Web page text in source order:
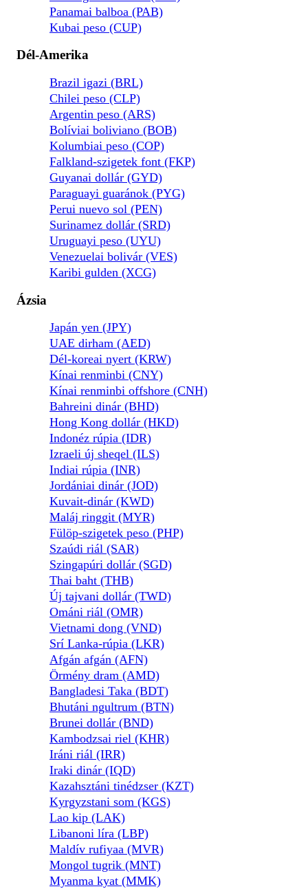
Panamai balboa (PAB)
Kubai peso (CUP)
Dél-Amerika
Brazil igazi (BRL)
Chilei peso (CLP)
Argentin peso (ARS)
Bolíviai boliviano (BOB)
Kolumbiai peso (COP)
Falkland-szigetek font (FKP)
Guyanai dollár (GYD)
Paraguayi guaránok (PYG)
Perui nuevo sol (PEN)
Surinamez dollár (SRD)
Uruguayi peso (UYU)
Venezuelai bolivár (VES)
Karibi gulden (XCG)
Ázsia
Japán yen (JPY)
UAE dirham (AED)
Dél-koreai nyert (KRW)
Kínai renminbi (CNY)
Kínai renminbi offshore (CNH)
Bahreini dinár (BHD)
Hong Kong dollár (HKD)
Indonéz rúpia (IDR)
Izraeli új sheqel (ILS)
Indiai rúpia (INR)
Jordániai dinár (JOD)
Kuvait-dinár (KWD)
Maláj ringgit (MYR)
Fülöp-szigetek peso (PHP)
Szaúdi riál (SAR)
Szingapúri dollár (SGD)
Thai baht (THB)
Új tajvani dollár (TWD)
Ománi riál (OMR)
Vietnami dong (VND)
Srí Lanka-rúpia (LKR)
Afgán afgán (AFN)
Örmény dram (AMD)
Bangladesi Taka (BDT)
Bhutáni ngultrum (BTN)
Brunei dollár (BND)
Kambodzsai riel (KHR)
Iráni riál (IRR)
Iraki dinár (IQD)
Kazahsztáni tinédzser (KZT)
Kyrgyzstani som (KGS)
Lao kip (LAK)
Libanoni líra (LBP)
Maldív rufiyaa (MVR)
Mongol tugrik (MNT)
Myanma kyat (MMK)